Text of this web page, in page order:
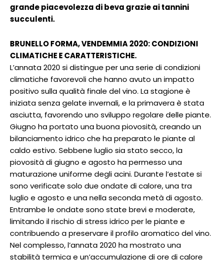
grande piacevolezza di beva grazie ai tannini
succulenti.
BRUNELLO FORMA, VENDEMMIA 2020: CONDIZIONI
CLIMATICHE E CARATTERISTICHE.
L’annata 2020 si distingue per una serie di condizioni
climatiche favorevoli che hanno avuto un impatto
positivo sulla qualità finale del vino. La stagione è
iniziata senza gelate invernali, e la primavera è stata
asciutta, favorendo uno sviluppo regolare delle piante.
Giugno ha portato una buona piovosità, creando un
bilanciamento idrico che ha preparato le piante al
caldo estivo. Sebbene luglio sia stato secco, la
piovosità di giugno e agosto ha permesso una
maturazione uniforme degli acini. Durante l’estate si
sono verificate solo due ondate di calore, una tra
luglio e agosto e una nella seconda metà di agosto.
Entrambe le ondate sono state brevi e moderate,
limitando il rischio di stress idrico per le piante e
contribuendo a preservare il profilo aromatico del vino.
Nel complesso, l’annata 2020 ha mostrato una
stabilità termica e un’accumulazione di ore di calore